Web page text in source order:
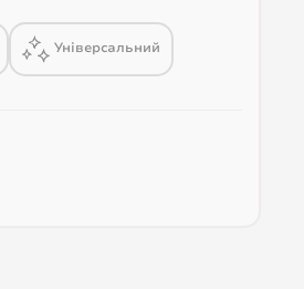
Універсальний